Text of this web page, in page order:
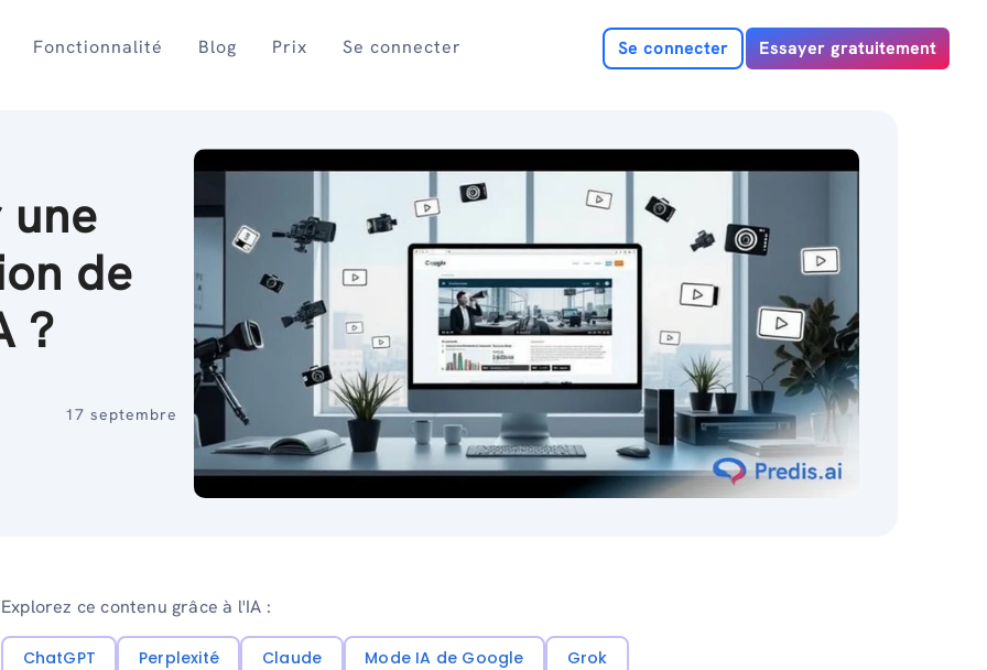
Fonctionnalité Blog Prix Se connecter Se connecter Essayer gratuitement
de
?
17 septembre
Explorez ce contenu grâce à l'IA :
ChatGPT Perplexité Claude Mode IA de Google Grok